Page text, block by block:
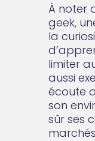
À noter
geek,
la
limiter
aussi
écoute
son
sûr ses